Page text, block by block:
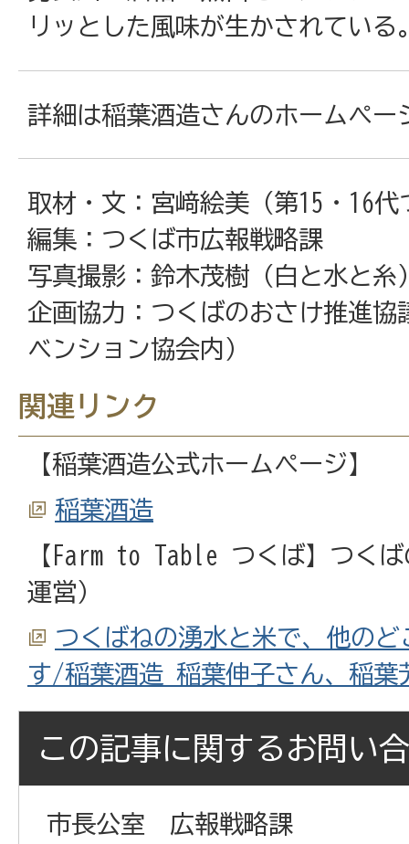
リッとした風味が生かされている
詳細は稲葉酒造さんのホームペー
取材・文：宮﨑絵美（第15・16
編集：つくば市広報戦略課
写真撮影：鈴木茂樹（白と水と糸
企画協力：つくばのおさけ推進協
ベンション協会内）
関連リンク
【稲葉酒造公式ホームページ】
稲葉酒造
【Farm to Table つくば】つく
運営）
つくばねの湧水と米で、他の
す/稲葉酒造 稲葉伸子さん、稲葉
この記事に関するお問い
市長公室 広報戦略課